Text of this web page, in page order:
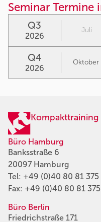
Seminar Termine
Q3
2026
Juli
Q4
2026
Oktober
Kompakttraining
Büro Hamburg
Banksstraße 6
20097 Hamburg
Tel: +49 (0)40 80 81
Fax: +49 (0)40 80 81
Büro Berlin
Friedrichstraße 171